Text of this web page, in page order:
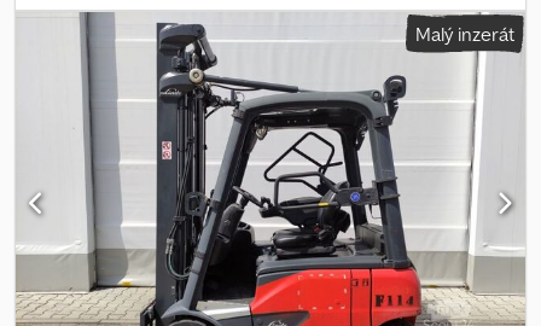
pneumatiky:18x7-8, veľkosť zadnej pneumatiky:16x6-8, celková
hmotnosť:
2 343 kg, Typ motora: Elektrický, výrobca: Linde Cedpfx
Asy Nzvxek Ajrf
Malý inzerát